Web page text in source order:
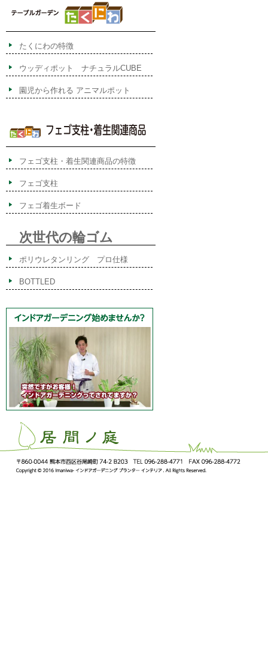
たくにわの特徴
ウッディポット ナチュラルCUBE
園児から作れる アニマルポット
フェゴ支柱・着生関連商品の特徴
フェゴ支柱
フェゴ着生ボード
次世代の輪ゴム
ポリウレタンリング プロ仕様
BOTTLED
ImaNiwa